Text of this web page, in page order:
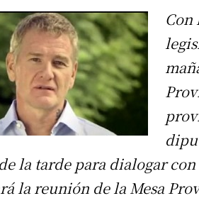
Con
la tarde para dialogar
la reunión de la Mesa